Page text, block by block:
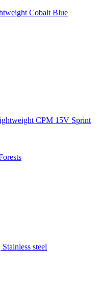
Cobalt Blue
CPM 15V Sprint
steel